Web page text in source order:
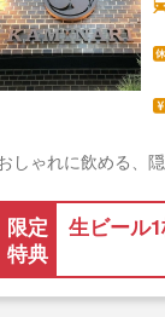
しゃれに飲める、
限定
特典
生ビール